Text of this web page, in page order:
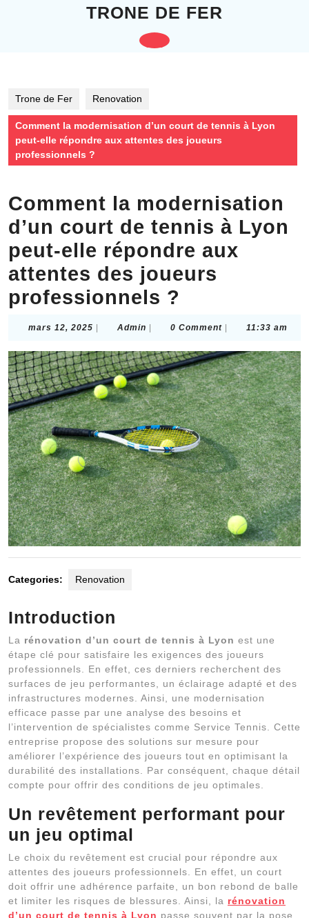
TRONE DE FER
Open
Trone de Fer Renovation
Comment la modernisation d’un court de tennis à Lyon
peut-elle répondre aux attentes des joueurs
professionnels ?
Comment la modernisation
d’un court de tennis à Lyon
peut-elle répondre aux
attentes des joueurs
professionnels ?
mars 12, 2025 mars
2025
Admin Admin0 Comment 11:33 am
Categories: Renovation
Introduction
La rénovation d’un court de tennis à Lyon est une
étape clé pour satisfaire les exigences des joueurs
professionnels. En effet, ces derniers recherchent des
surfaces de jeu performantes, un éclairage adapté et des
infrastructures modernes. Ainsi, une modernisation
efficace passe par une analyse des besoins et
l’intervention de spécialistes comme Service Tennis. Cette
entreprise propose des solutions sur mesure pour
améliorer l’expérience des joueurs tout en optimisant la
durabilité des installations. Par conséquent, chaque détail
compte pour offrir des conditions de jeu optimales.
Un revêtement performant pour
un jeu optimal
Le choix du revêtement est crucial pour répondre aux
attentes des joueurs professionnels. En effet, un court
doit offrir une adhérence parfaite, un bon rebond de balle
et limiter les risques de blessures. Ainsi, la rénovation
d’un court de tennis à Lyon passe souvent par la pose